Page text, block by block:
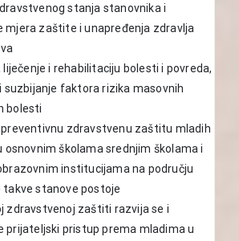
stanja stanovnika i
mjera zaštite i unapređenja zdravlja
liječenje i rehabilitaciju bolesti i povreda,
suzbijanje faktora rizika masovnih
bolesti
zdravstvenu zaštitu mladih
osnovnim školama srednjim školama i
institucijama na području
takve stanove postoje
zdravstvenoj zaštiti razvija se i
prijateljski pristup prema mladima u